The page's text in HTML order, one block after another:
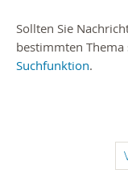
Sollten Sie
bestimmten
Suchfunktion.